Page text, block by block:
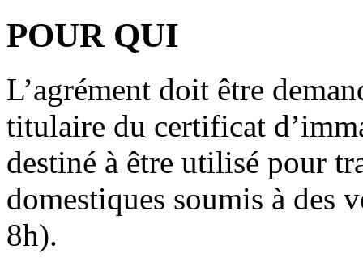
POUR QUI
L’agrément doit être
titulaire du certificat
destiné à être utilisé pour
domestiques soumis à des
8h).